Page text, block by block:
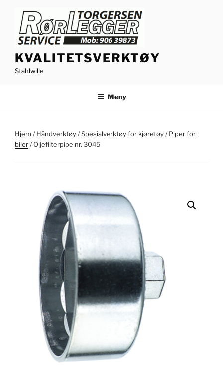
innhold
KVALITETSVERKTØY
Stahlwille
Meny
Hjem /Håndverktøy/Spesialverktøy for kjøretøy/Piper for
biler/ Oljefilterpipe nr. 3045